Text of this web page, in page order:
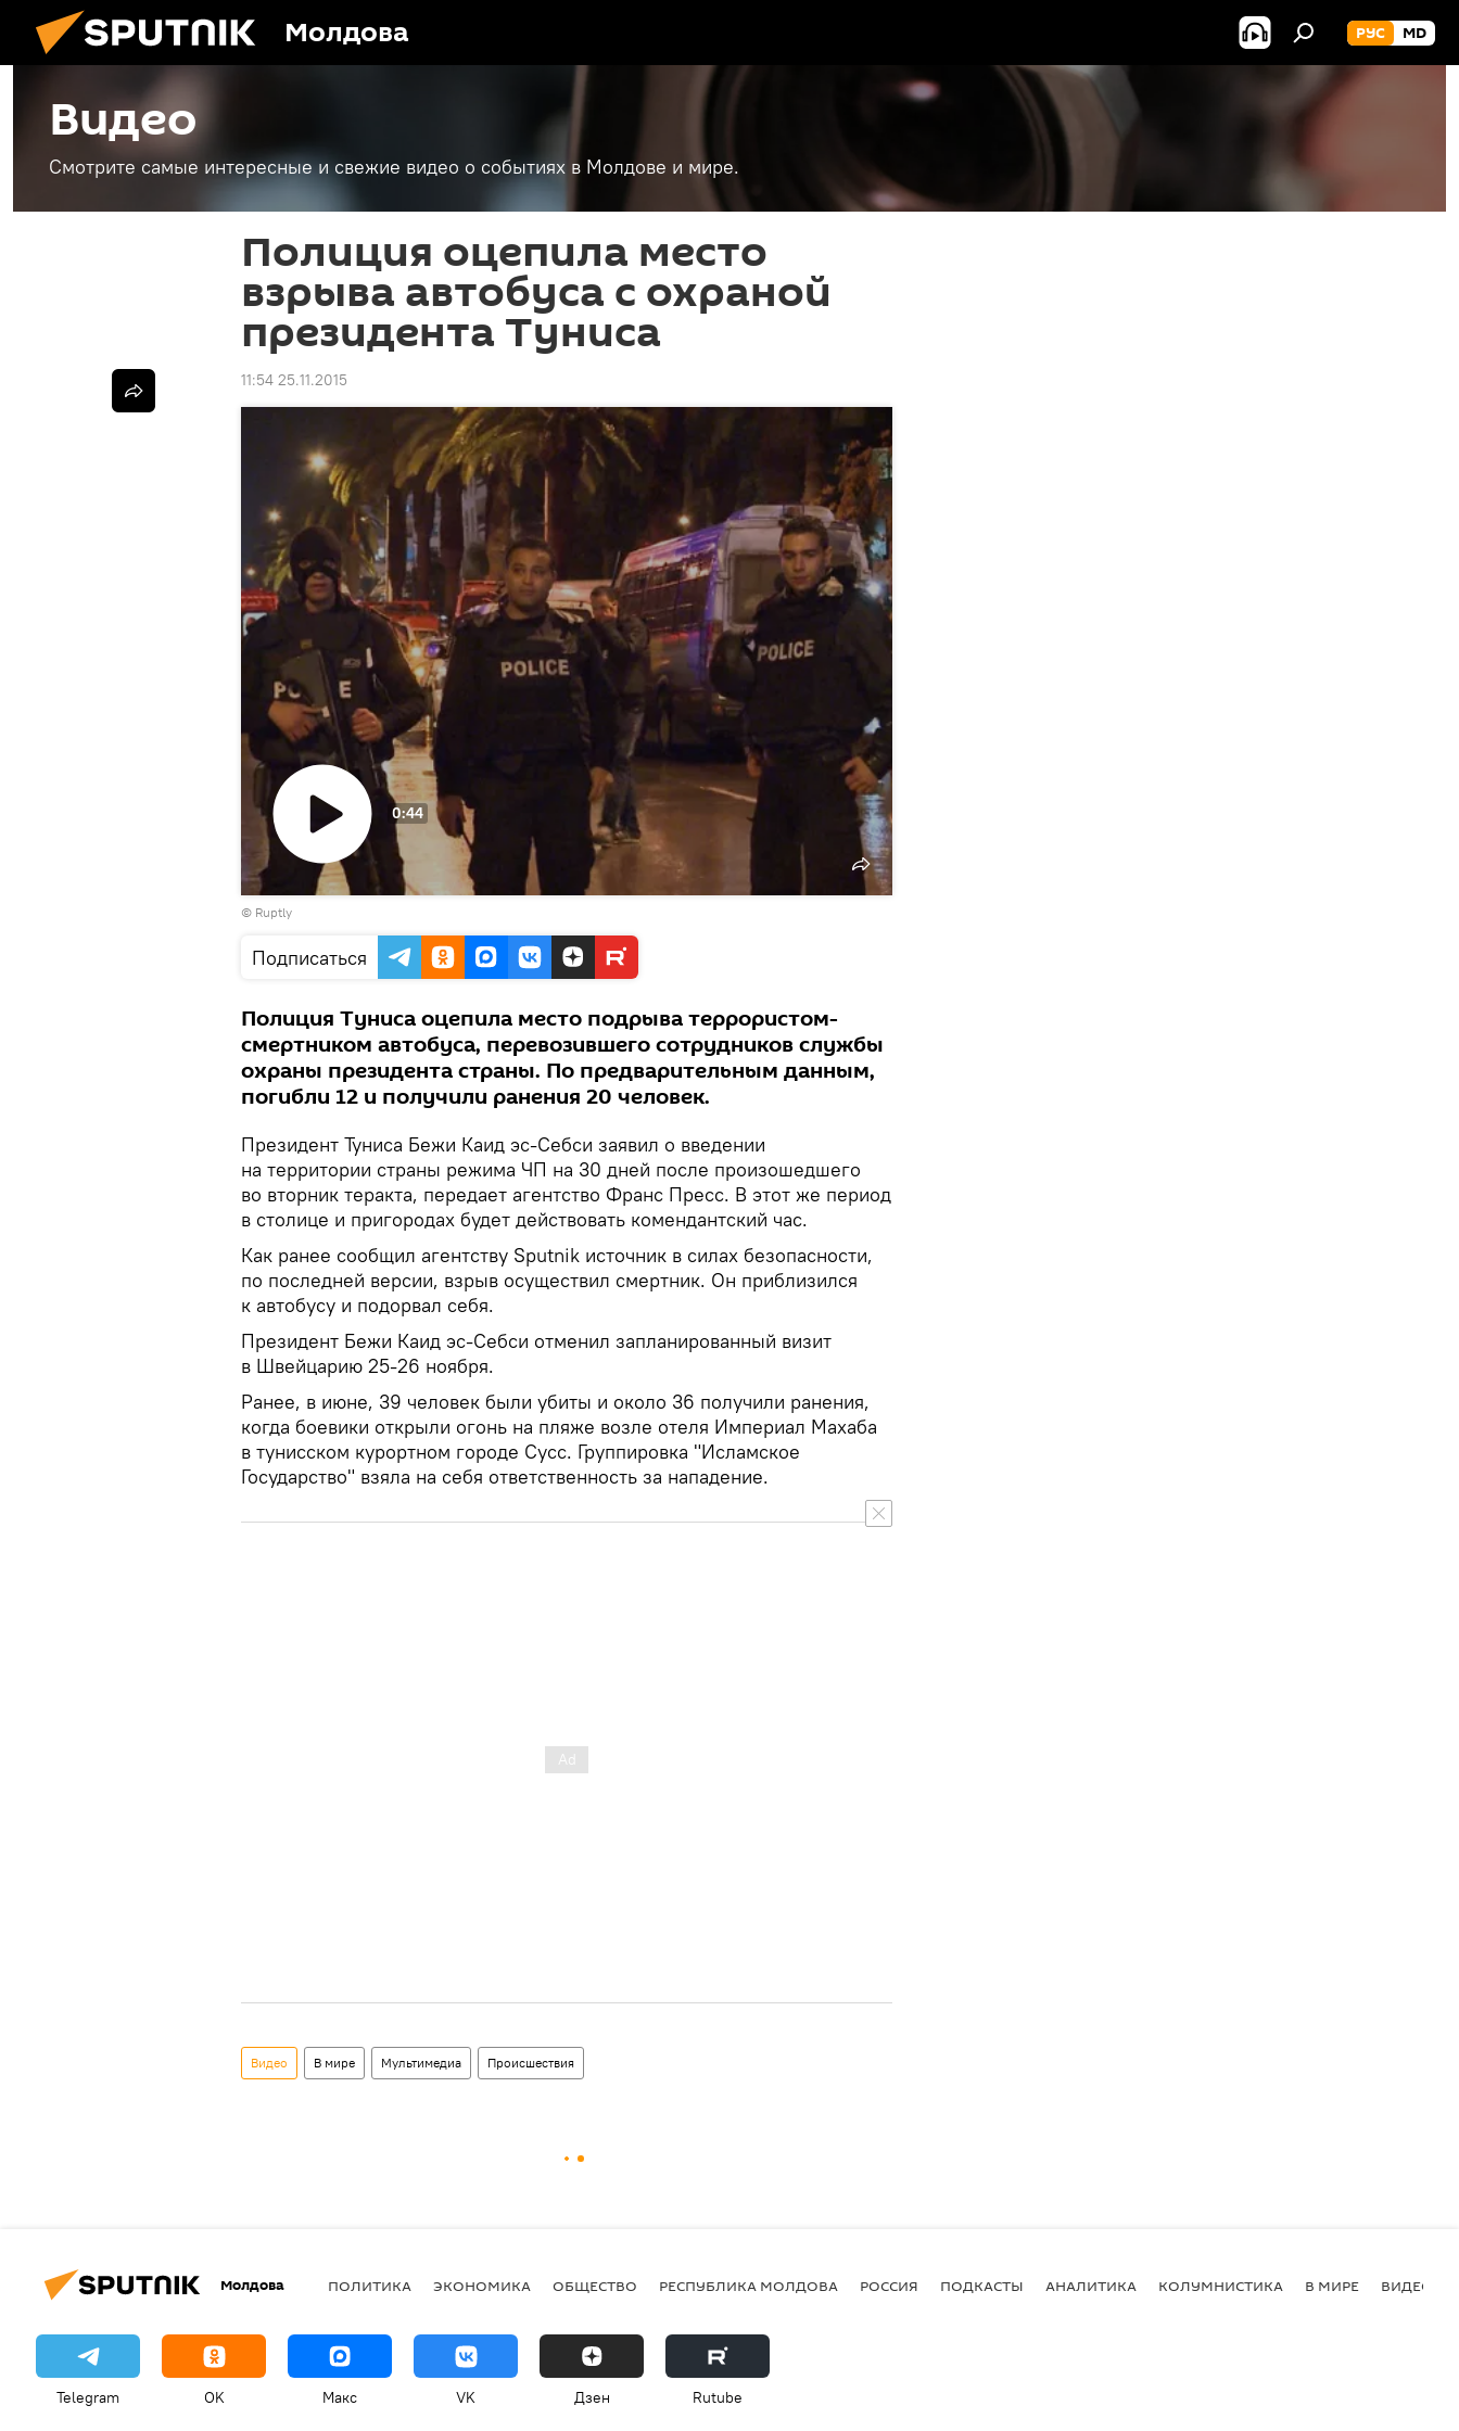
Молдова РУС MD
Видео
Смотрите самые интересные и свежие видео о событиях в Молдове и мире.
Полиция оцепила место
взрыва автобуса с охраной
президента Туниса
11:54 25.11.2015
Воспроизвести
0:44
© Ruptly
Подписаться
Полиция Туниса оцепила место подрыва террористом-
смертником автобуса, перевозившего сотрудников службы
охраны президента страны. По предварительным данным,
погибли 12 и получили ранения 20 человек.
Президент Туниса Бежи Каид эс-Себси заявил о введении
на территории страны режима ЧП на 30 дней после произошедшего
во вторник теракта, передает агентство Франс Пресс. В этот же период
в столице и пригородах будет действовать комендантский час.
Как ранее сообщил агентству Sputnik источник в силах безопасности,
по последней версии, взрыв осуществил смертник. Он приблизился
к автобусу и подорвал себя.
Президент Бежи Каид эс-Себси отменил запланированный визит
в Швейцарию 25-26 ноября.
Ранее, в июне, 39 человек были убиты и около 36 получили ранения,
когда боевики открыли огонь на пляже возле отеля Империал Махаба
в тунисском курортном городе Сусс. Группировка "Исламское
Государство" взяла на себя ответственность за нападение.
Видео В мире Мультимедиа Происшествия
Молдова ПОЛИТИКА ЭКОНОМИКА ОБЩЕСТВО РЕСПУБЛИКА МОЛДОВА РОССИЯ ПОДКАСТЫ АНАЛИТИКА КОЛУМНИСТИКА В МИРЕ ВИДЕО
Telegram OK Макс VK Дзен Rutube